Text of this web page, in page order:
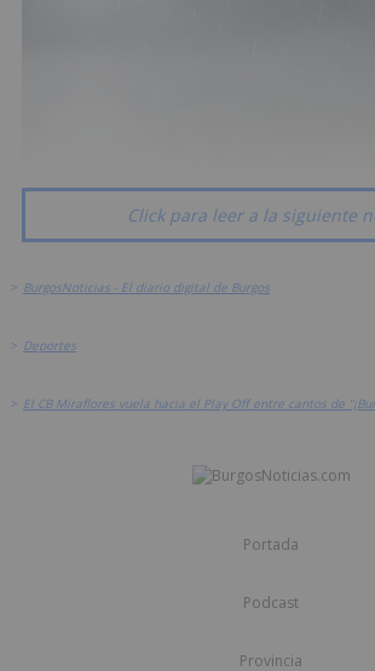
Click para leer a la siguiente
> BurgosNoticias - El diario digital de Burgos
> Deportes
> El CB Miraflores vuela hacia el Play Off entre cantos de
Portada
Podcast
Provincia